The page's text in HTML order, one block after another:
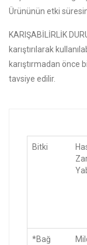
Ürününün etki
KARIŞABİLİRLİK
karıştırılarak
karıştırmadan önce
tavsiye edilir.
Bitki
*Bağ